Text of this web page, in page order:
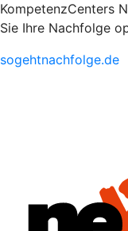
KompetenzCenters
Sie Ihre Nachfolge
sogehtnachfolge.de